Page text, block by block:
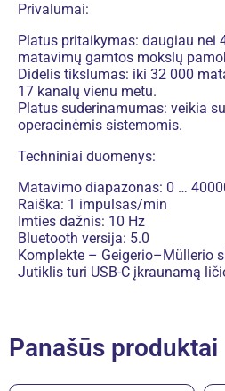
Privalumai:
Platus pritaikymas: daugiau nei
matavimų gamtos mokslų
Didelis tikslumas: iki 32 000
17 kanalų vienu metu.
Platus suderinamumas: veikia
operacinėmis sistemomis.
Techniniai duomenys:
Matavimo diapazonas: 0 …
Raiška: 1 impulsas/min
Imties dažnis: 10 Hz
Bluetooth versija: 5.0
Komplekte – Geigerio–Müllerio
Jutiklis turi USB-C įkraunamą
Panašūs produktai